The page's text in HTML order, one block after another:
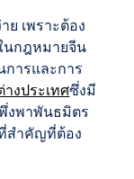
ย เพราะต้อง
นกฎหมายจีน
ารและการ
างประเทศซึ่งมี
งพาพันธมิตร
สำคัญที่ต้อง